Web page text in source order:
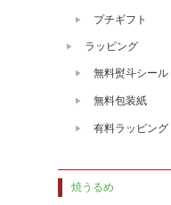
プチギフト
ラッピング
無料熨斗シール
無料包装紙
有料ラッピング
焼うるめ